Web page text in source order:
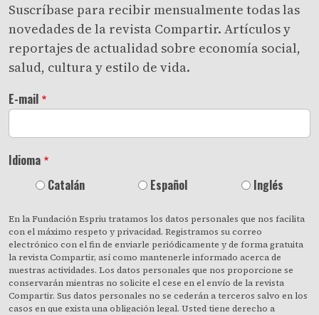
Suscríbase para recibir mensualmente todas las
novedades de la revista Compartir. Artículos y
reportajes de actualidad sobre economía social,
salud, cultura y estilo de vida.
E-mail
Idioma
Catalán
Español Inglés
En la Fundación Espriu tratamos los datos personales que nos facilita
con el máximo respeto y privacidad. Registramos su correo
electrónico con el fin de enviarle periódicamente y de forma gratuita
la revista Compartir, así como mantenerle informado acerca de
nuestras actividades. Los datos personales que nos proporcione se
conservarán mientras no solicite el cese en el envío de la revista
Compartir. Sus datos personales no se cederán a terceros salvo en los
casos en que exista una obligación legal. Usted tiene derecho a